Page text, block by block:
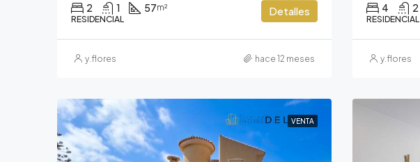
2 1 57m²
RESIDENCIAL
Detalles
y.flores hace 12 meses
4 2
RESIDENCIAL
y.flores
VENTA